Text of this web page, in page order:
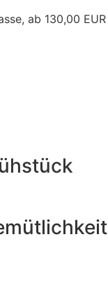
ab 130,00 EUR